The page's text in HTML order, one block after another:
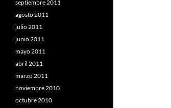
septiembre 2011
agosto 2011
julio 2011
junio 2011
mayo 2011
abril 2011
marzo 2011
noviembre 2010
octubre 2010